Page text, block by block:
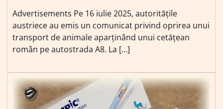
Advertisements Pe 16 iulie 2025, autoritățile
austriece au emis un comunicat privind oprirea unui
transport de animale aparținând unui cetățean
român pe autostrada A8. La […]